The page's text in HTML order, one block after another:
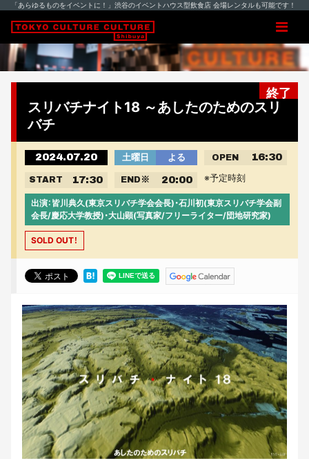
「あらゆるものをイベントに！」渋谷のイベントハウス型飲食店 会場レンタルも可能です！
終了
スリバチナイト18 ～あしたのためのスリ
バチ
2024.07.20 土曜日 よる OPEN 16:30
START 17:30 END ※ 20:00 ※予定時刻
出演：皆川典久(東京スリバチ学会会長)・石川初(東京スリバチ学会副
会長/慶応大学教授)・大山顕(写真家/フリーライター/団地研究家)
SOLD OUT！